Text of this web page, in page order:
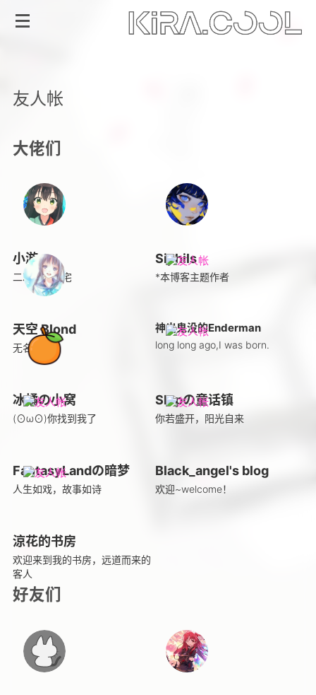
友人帐
大佬们
小游
二次元技术宅
Siphils
*本博客主题作者
天空 Blond
无名小站
神出鬼没的Enderman
long long ago,I was born.
冰橘の小窝
(⊙ω⊙)你找到我了
Slcpの童话镇
你若盛开，阳光自来
FantasyLandの暗梦
人生如戏，故事如诗
Black_angel's blog
欢迎~welcome！
涼花的书房
欢迎来到我的书房，远道而来的
客人
好友们